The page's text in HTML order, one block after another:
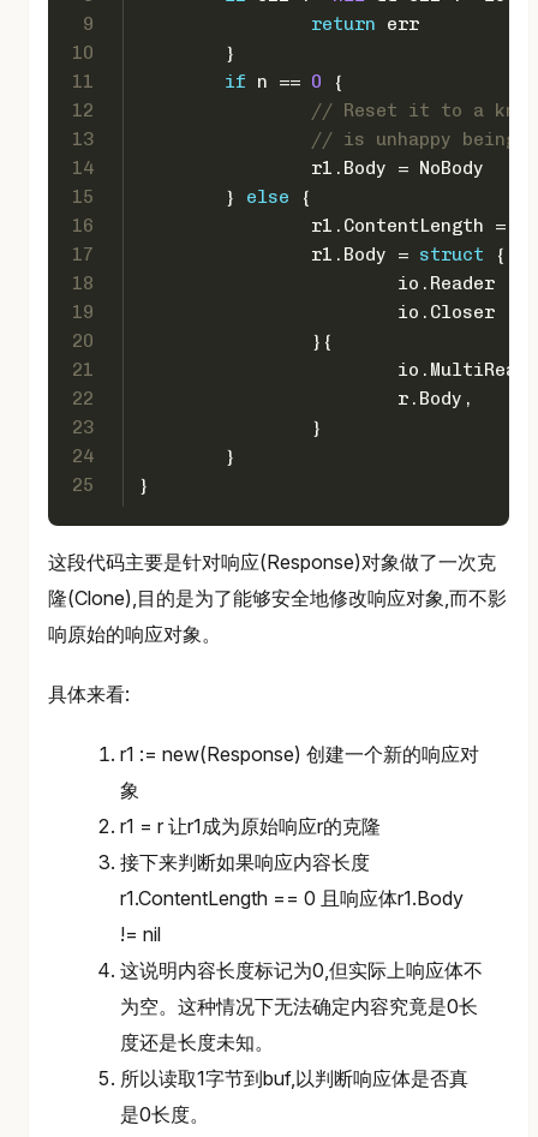
9
10
11
12
13
14
15
16
17
18
19
20
21
22
23
24
25
return err
	}
if n == 0 {
// Reset it to a
// is unhappy being
		r1.Body = NoBody
	}
else {
		r1.ContentLength =
		r1.Body =
struct {
			io.Reader
			io.Closer
		}{
			r.Body,
		}
	}
}
这段代码主要是针对响应(Response)对象做了一次克
隆(Clone),目的是为了能够安全地修改响应对象,而不影
响原始的响应对象。
具体来看:
r1 := new(Response) 创建一个新的响应对
象
r1 = r 让r1成为原始响应r的克隆
接下来判断如果响应内容长度
r1.ContentLength == 0 且响应体r1.Body
!= nil
这说明内容长度标记为0,但实际上响应体不
为空。这种情况下无法确定内容究竟是0长
度还是长度未知。
所以读取1字节到buf,以判断响应体是否真
是0长度。